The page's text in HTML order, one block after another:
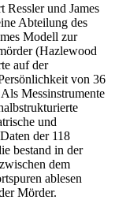
und James
Abteilung des
Modell zur
(Hazlewood
auf der
von 36
Messinstrumente
und
der 118
bestand in der
dem
ablesen
Mörder.